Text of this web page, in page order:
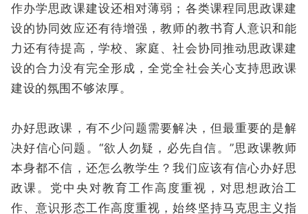
作办学思政课建设还相对薄弱；各类课程同思政课建
设的协同效应还有待增强，教师的教书育人意识和能
力还有待提高，学校、家庭、社会协同推动思政课建
设的合力没有完全形成，全党全社会关心支持思政课
建设的氛围不够浓厚。
办好思政课，有不少问题需要解决，但最重要的是解
决好信心问题。“欲人勿疑，必先自信。”思政课教师
本身都不信，还怎么教学生？我们应该有信心办好思
政课。党中央对教育工作高度重视，对思想政治工
作、意识形态工作高度重视，始终坚持马克思主义指